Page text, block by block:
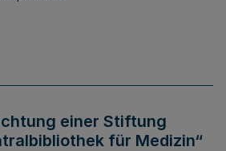
einer Stiftung
für Medizin“